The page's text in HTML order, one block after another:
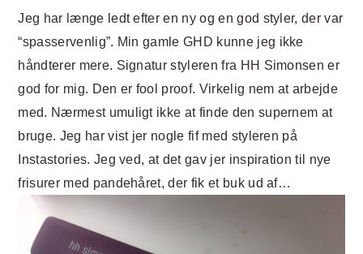
Jeg har længe ledt efter en ny og en god styler, der var
“spasservenlig”. Min gamle GHD kunne jeg ikke
håndterer mere. Signatur styleren fra HH Simonsen er
god for mig. Den er fool proof. Virkelig nem at arbejde
med. Nærmest umuligt ikke at finde den supernem at
bruge. Jeg har vist jer nogle fif med styleren på
Instastories. Jeg ved, at det gav jer inspiration til nye
frisurer med pandehåret, der fik et buk ud af…